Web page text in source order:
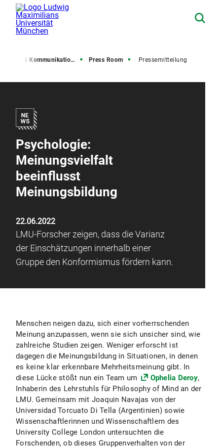
und Kommunikation (PuK) Press Room Pressemitteilung
Psychologie:
Meinungsvielfalt
beeinflusst
Meinungsbildung
22.06.2022
LMU-Forscher zeigen, dass die Varianz
der Einschätzungen innerhalb einer
Gruppe den Konformismus fördern kann.
Menschen neigen dazu, sich einer vorherrschenden
Meinung anzupassen, wenn sie sich unsicher sind, wie
zahlreiche Studien zeigen. Weniger erforscht ist
dagegen die Meinungsbildung in Situationen, in denen
es keine klar erkennbare Mehrheitsmeinung gibt. In
diese Lücke stößt nun ein Team um
Ophelia Deroy,
Inhaberin des Lehrstuhls für Philosophy of Mind an der
LMU. Gemeinsam mit Joaquin Navajas von der
Universidad Torcuato Di Tella (Argentinien) sowie
Wissenschaftlerinnen und Wissenschaftlern des
University College London untersuchten die
Forschenden, ob dieses Gruppenverhalten von der